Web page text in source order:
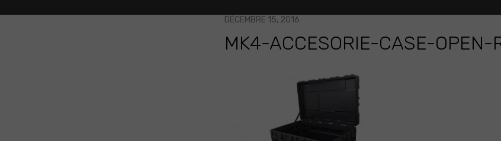
DÉCEMBRE 15, 2016
MK4-ACCESORIE-CASE-OPEN-